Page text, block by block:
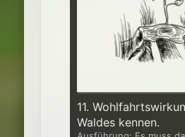
11.
Waldes kennen.